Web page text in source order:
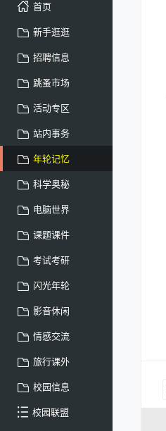
首页
新手逛逛
招聘信息
跳蚤市场
活动专区
站内事务
年轮记忆
科学奥秘
电脑世界
课题课件
考试考研
闪光年轮
影音休闲
情感交流
旅行课外
校园信息
校园联盟